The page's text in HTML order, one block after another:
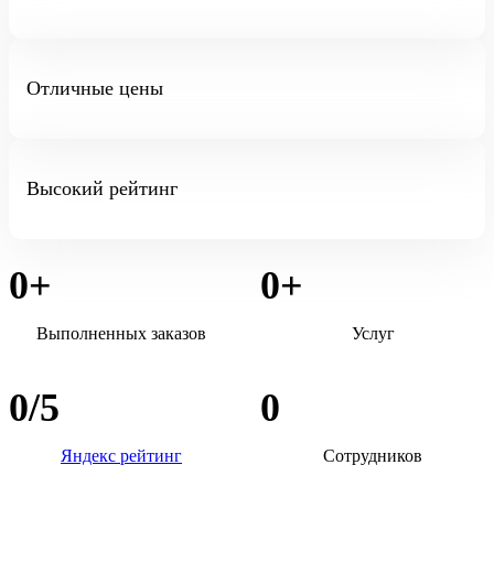
Отличные цены
Высокий рейтинг
0+
Выполненных заказов
0+
Услуг
0/5
Яндекс рейтинг
0
Сотрудников